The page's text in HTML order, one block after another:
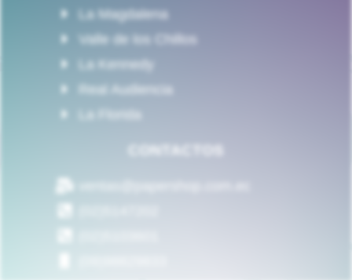
La Magdalena
Valle de los Chillos
La Kennedy
Real Audiencia
La Florida
CONTACTOS